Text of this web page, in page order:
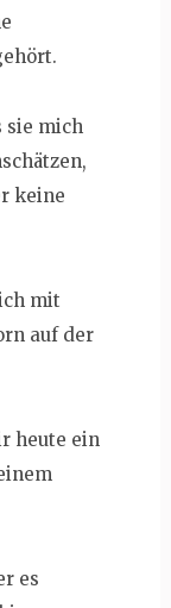
sie mich
keine
mit
auf der
heute ein
es